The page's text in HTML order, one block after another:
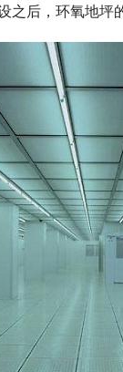
之后，环氧地坪